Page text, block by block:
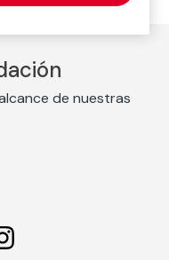
de nuestras